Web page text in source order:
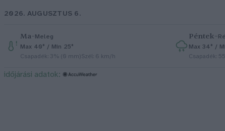
2026. AUGUSZTUS 6.
Ma–Meleg
Max 40° / Min 25°
Csapadék: 3% (0 mm)Szél: 6 km/h
Péntek–
Max 34° /
Csapadék:
időjárási adatok: